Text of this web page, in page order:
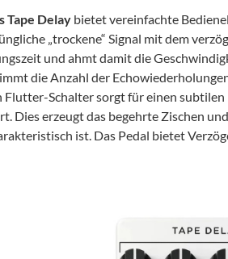
Tape Delay bietet vereinfachte
„trockene“ Signal mit dem
und ahmt damit die
die Anzahl der
Flutter-Schalter sorgt für einen
Dies erzeugt das begehrte Zischen
ist. Das Pedal bietet